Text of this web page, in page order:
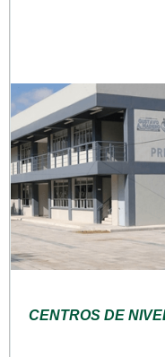
CENTROS DE